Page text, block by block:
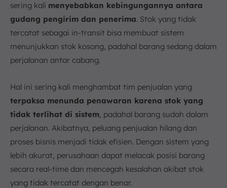
4. Metrik Kunci untuk Mengukur Efektivitas Stock
Movement
a. Rasio Perputaran Persediaan (Inventory
Turnover Ratio)
d. Tingkat Stok Mati (Dead Stock Rate)
5. Cara Membuat Laporan Stock Movement
a. Identifikasi dan Penyiapan Data
b. Tentukan Periode Pelaporan
c. Pilih Metode Pelaporan
d. Visualisasikan Data Pergerakan
6. Strategi Efektif Mengelola Stock Movement dengan
Bantuan Teknologi
sering kali menyebabkan kebingungannya antara
gudang pengirim dan penerima. Stok yang tidak
tercatat sebagai in-transit bisa membuat sistem
menunjukkan stok kosong, padahal barang sedang dalam
perjalanan antar cabang.
Hal ini sering kali menghambat tim penjualan yang
terpaksa menunda penawaran karena stok yang
tidak terlihat di sistem, padahal barang sudah dalam
perjalanan. Akibatnya, peluang penjualan hilang dan
proses bisnis menjadi tidak efisien. Dengan sistem yang
lebih akurat, perusahaan dapat melacak posisi barang
secara real-time dan mencegah kesalahan akibat stok
yang tidak tercatat dengan benar.